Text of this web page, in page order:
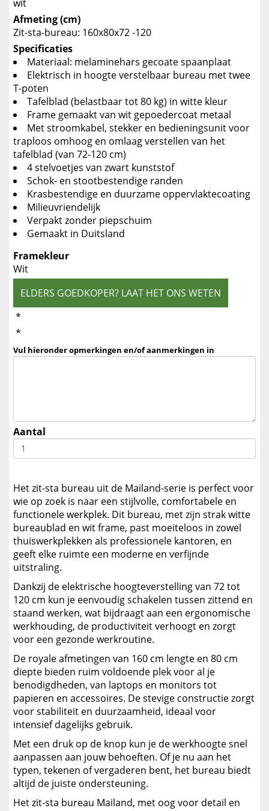
wit
Afmeting (cm)
Zit-sta-bureau: 160x80x72 -120
Specificaties
Materiaal: melaminehars gecoate spaanplaat
Elektrisch in hoogte verstelbaar bureau met twee
T-poten
Tafelblad (belastbaar tot 80 kg) in witte kleur
Frame gemaakt van wit gepoedercoat metaal
Met stroomkabel, stekker en bedieningsunit voor
traploos omhoog en omlaag verstellen van het
tafelblad (van 72-120 cm)
4 stelvoetjes van zwart kunststof
Schok- en stootbestendige randen
Krasbestendige en duurzame oppervlaktecoating
Milieuvriendelijk
Verpakt zonder piepschuim
Gemaakt in Duitsland
Framekleur
Wit
ELDERS GOEDKOPER? LAAT HET ONS WETEN
*
*
Vul hieronder opmerkingen en/of aanmerkingen in
Aantal
Het zit-sta bureau uit de Mailand-serie is perfect voor
wie op zoek is naar een stijlvolle, comfortabele en
functionele werkplek. Dit bureau, met zijn strak witte
bureaublad en wit frame, past moeiteloos in zowel
thuiswerkplekken als professionele kantoren, en
geeft elke ruimte een moderne en verfijnde
uitstraling.
Dankzij de elektrische hoogteverstelling van 72 tot
120 cm kun je eenvoudig schakelen tussen zittend en
staand werken, wat bijdraagt aan een ergonomische
werkhouding, de productiviteit verhoogt en zorgt
voor een gezonde werkroutine.
De royale afmetingen van 160 cm lengte en 80 cm
diepte bieden ruim voldoende plek voor al je
benodigdheden, van laptops en monitors tot
papieren en accessoires. De stevige constructie zorgt
voor stabiliteit en duurzaamheid, ideaal voor
intensief dagelijks gebruik.
Met een druk op de knop kun je de werkhoogte snel
aanpassen aan jouw behoeften. Of je nu aan het
typen, tekenen of vergaderen bent, het bureau biedt
altijd de juiste ondersteuning.
Het zit-sta bureau Mailand, met oog voor detail en